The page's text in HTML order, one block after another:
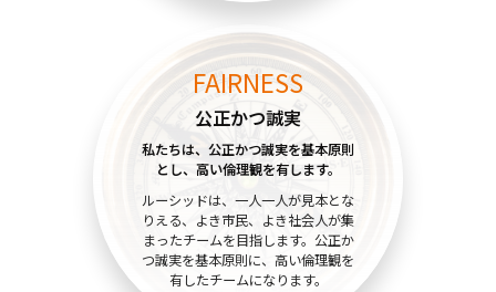
FAIRNESS
公正かつ誠実
私たちは、公正かつ誠実を基本原則
とし、高い倫理観を有します。
ルーシッドは、一人一人が見本とな
りえる、よき市民、よき社会人が集
まったチームを目指します。公正か
つ誠実を基本原則に、高い倫理観を
有したチームになります。